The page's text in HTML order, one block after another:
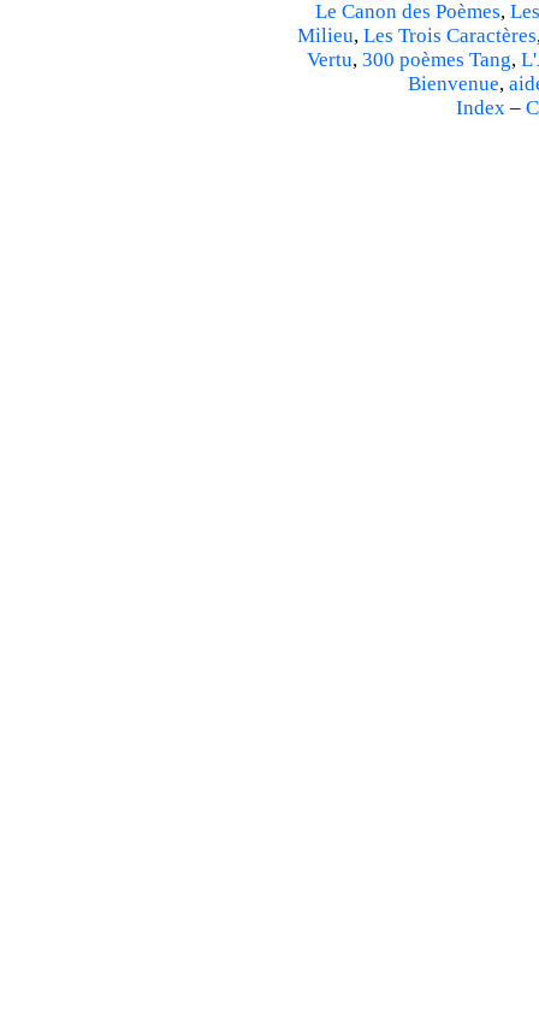
Le Canon des Poèmes,
Milieu, Les Trois Caractères
Vertu, 300 poèmes Tang,
Bienvenue,
Index –